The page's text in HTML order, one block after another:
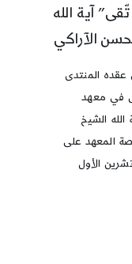
آية الله
الآراكي
عقده المنتدى
في معهد
الشيخ
المعهد على
بتاريخ 28 تشرين الأول